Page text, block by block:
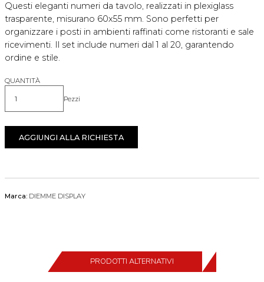
Questi eleganti numeri da tavolo, realizzati in plexiglass
trasparente, misurano 60x55 mm. Sono perfetti per
organizzare i posti in ambienti raffinati come ristoranti e sale
ricevimenti. Il set include numeri dal 1 al 20, garantendo
ordine e stile.
QUANTITÀ
Quantità Pezzi
AGGIUNGI ALLA RICHIESTA
Marca: DIEMME DISPLAY
PRODOTTI ALTERNATIVI